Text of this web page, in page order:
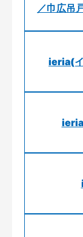
／巾広吊
ieria(イ